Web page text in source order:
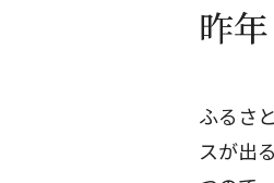
昨
ふるさ
スが出